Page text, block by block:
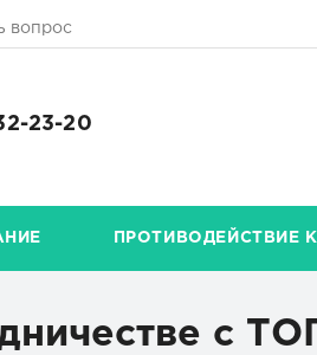
вопрос
23-20
ПРОТИВОДЕЙСТВИЕ
с